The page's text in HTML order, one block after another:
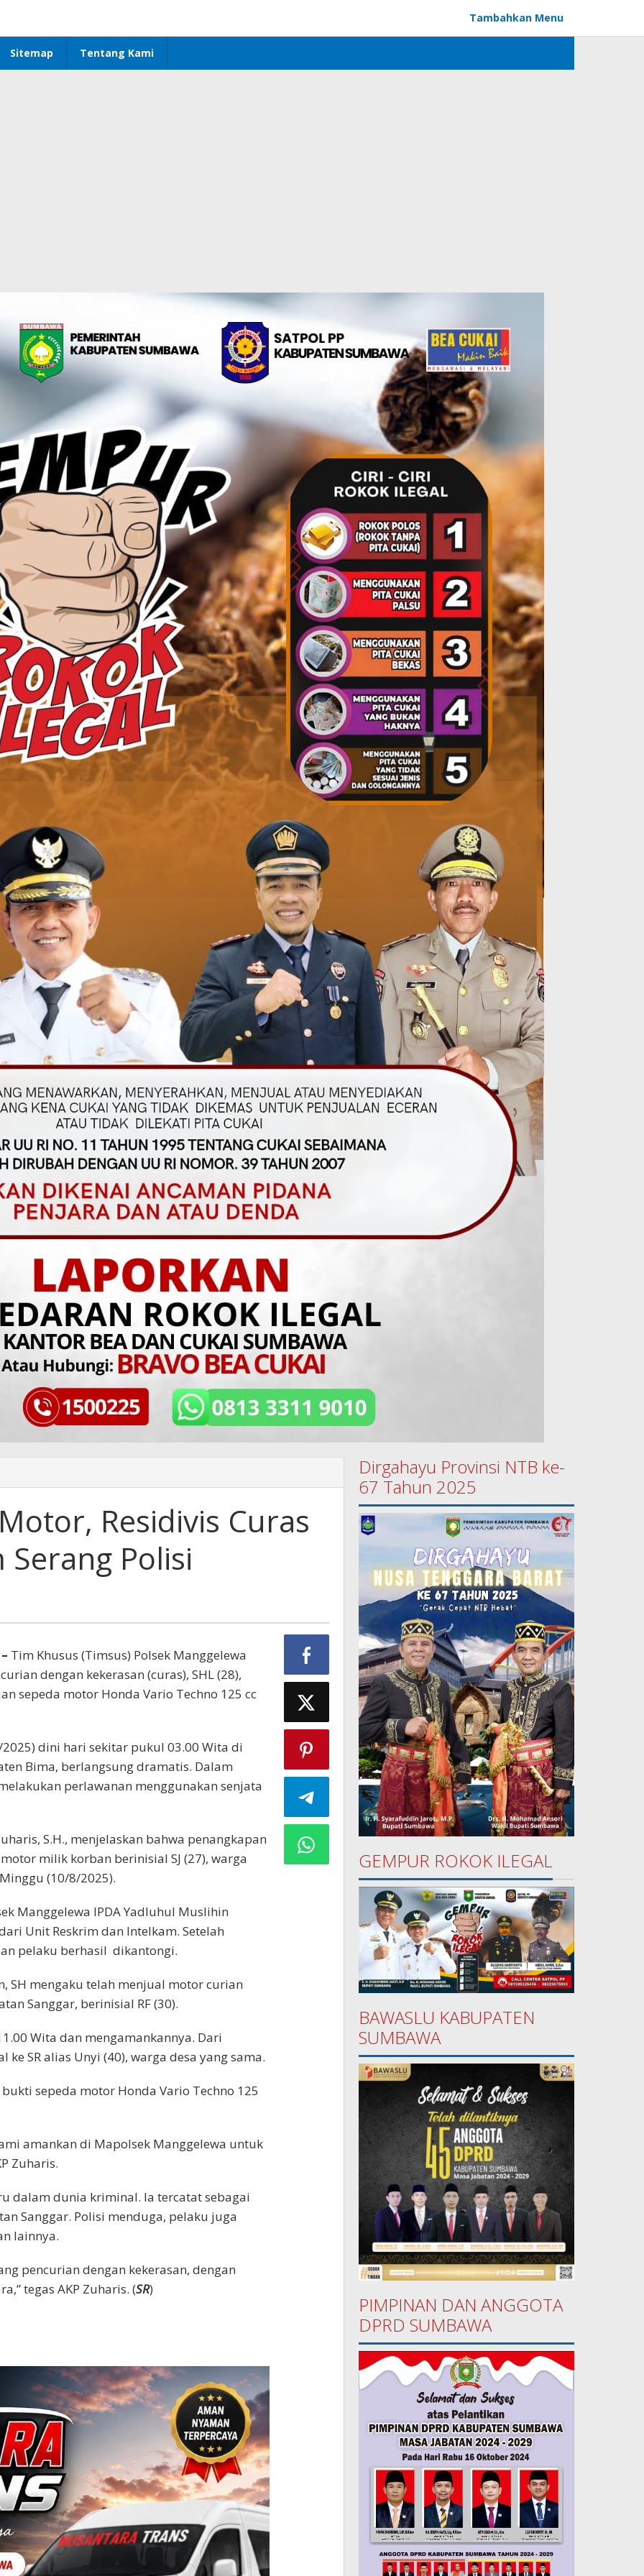
Tambahkan Menu
Sitemap Tentang Kami
Residivis Curas
Polisi
– Tim Khusus (Timsus) Polsek Manggelewa
dengan kekerasan (curas), SHL (28),
sepeda motor Honda Vario Techno 125 cc
dini hari sekitar pukul 03.00 Wita di
Bima, berlangsung dramatis. Dalam
perlawanan menggunakan senjata
S.H., menjelaskan bahwa penangkapan
milik korban berinisial SJ (27), warga
(10/8/2025).
Manggelewa IPDA Yadluhul Muslihin
Unit Reskrim dan Intelkam. Setelah
pelaku berhasil dikantongi.
SH mengaku telah menjual motor curian
Sanggar, berinisial RF (30).
Wita dan mengamankannya. Dari
SR alias Unyi (40), warga desa yang sama.
sepeda motor Honda Vario Techno 125
amankan di Mapolsek Manggelewa untuk
Zuharis.
dalam dunia kriminal. Ia tercatat sebagai
Sanggar. Polisi menduga, pelaku juga
lainnya.
pencurian dengan kekerasan, dengan
tegas AKP Zuharis. (SR)
Dirgahayu Provinsi NTB ke-
67 Tahun 2025
GEMPUR ROKOK ILEGAL
BAWASLU KABUPATEN
SUMBAWA
PIMPINAN DAN ANGGOTA
DPRD SUMBAWA